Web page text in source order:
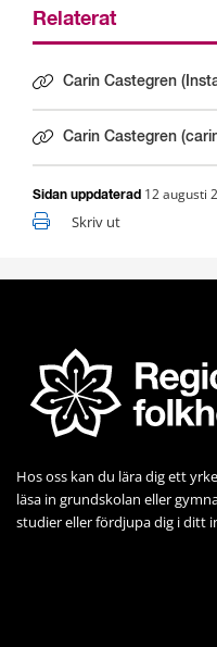
Relaterat
Carin Castegren
Länk till annan
Carin Castegren
Länk till annan
Sidan uppdaterad 12 augusti
Skriv ut
Hos oss kan du lära dig ett
läsa in grundskolan eller
studier eller fördjupa dig i ditt